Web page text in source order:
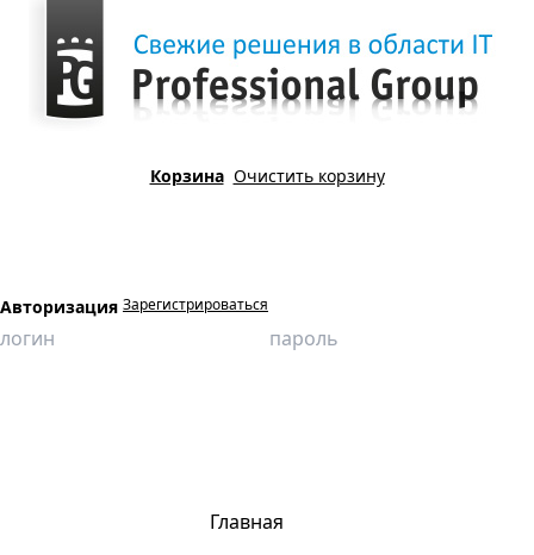
Корзина Очистить корзину
Авторизация Зарегистрироваться
Главная